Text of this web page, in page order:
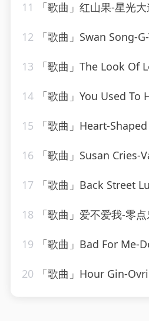
11 「歌曲」红山果-星光
12 「歌曲」Swan Song-
13 「歌曲」The Look Of
14 「歌曲」You Used To
15 「歌曲」Heart-Shaped
16 「歌曲」Susan Cries-Various Artists、Kahua
17 「歌曲」Back Street
18 「歌曲」爱不爱我-零
19 「歌曲」Bad For Me-
20 「歌曲」Hour Gin-